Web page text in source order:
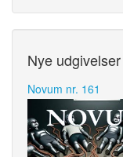
Nye udgivelser
Novum nr. 161